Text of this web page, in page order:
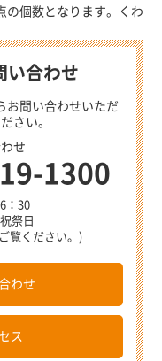
の個数となります。くわ
い合わせ
お問い合わせいただ
さい。
せ
1300
：30
祭日
覧ください。)
わせ
ス